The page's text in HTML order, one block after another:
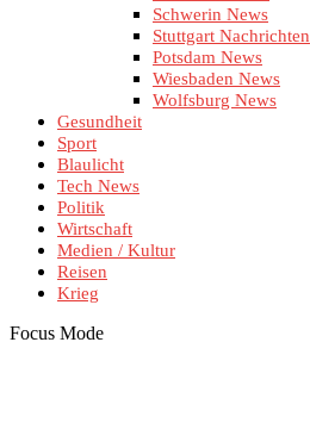
Schwerin News
Stuttgart Nachrichten
Potsdam News
Wiesbaden News
Wolfsburg News
Gesundheit
Sport
Blaulicht
Tech News
Politik
Wirtschaft
Medien / Kultur
Reisen
Krieg
Focus Mode